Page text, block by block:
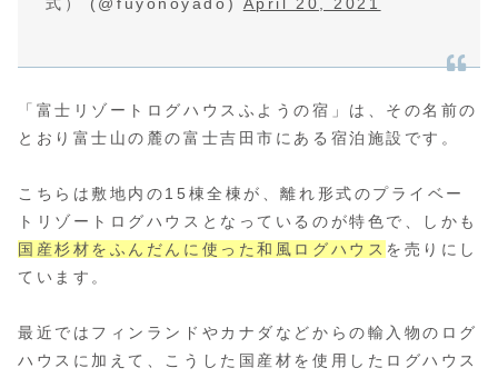
「富士リゾートログハウスふようの宿」は、その名前の
とおり富士山の麓の富士吉田市にある宿泊施設です。
こちらは敷地内の15棟全棟が、離れ形式のプライベー
トリゾートログハウスとなっているのが特色で、しかも
国産杉材をふんだんに使った和風ログハウス を売りにし
ています。
最近ではフィンランドやカナダなどからの輸入物のログ
ハウスに加えて、こうした国産材を使用したログハウス